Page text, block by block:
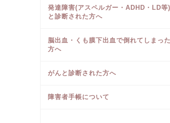
発達障害(アスペルガー・ADHD・LD等)
と診断された方へ
脳出血・くも膜下出血で倒れてしまった
方へ
がんと診断された方へ
障害者手帳について